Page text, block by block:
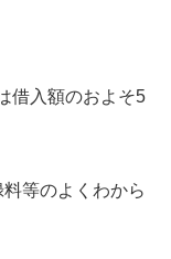
借入額のおよそ5
等のよくわから